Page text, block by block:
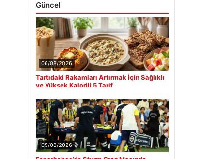
Güncel
06/08/2026
Tartıdaki Rakamları Artırmak İçin Sağlıklı
ve Yüksek Kalorili 5 Tarif
05/08/2026